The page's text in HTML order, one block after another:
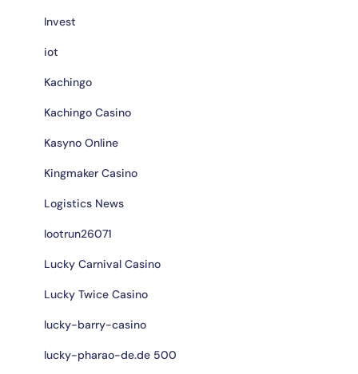
Invest
iot
Kachingo
Kachingo Casino
Kasyno Online
Kingmaker Casino
Logistics News
lootrun26071
Lucky Carnival Casino
Lucky Twice Casino
lucky-barry-casino
lucky-pharao-de.de 500